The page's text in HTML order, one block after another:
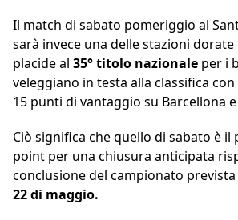
Il match di sabato pomeriggio al
sarà invece una delle stazioni
placide al 35° titolo nazionale per i
veleggiano in testa alla classifica
15 punti di vantaggio su Barcellona e
Ciò significa che quello di sabato è
point per una chiusura anticipata
conclusione del campionato
22 di maggio.